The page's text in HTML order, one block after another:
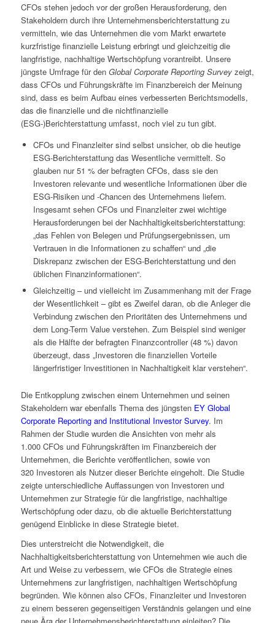
CFOs stehen jedoch vor der großen Herausforderung, den
Stakeholdern durch ihre Unternehmensberichterstattung zu
vermitteln, wie das Unternehmen die vom Markt erwartete
kurzfristige finanzielle Leistung erbringt und gleichzeitig die
langfristige, nachhaltige Wertschöpfung vorantreibt. Unsere
jüngste Umfrage für den Global Corporate Reporting Surveyzeigt,
dass CFOs und Führungskräfte im Finanzbereich der Meinung
sind, dass es beim Aufbau eines verbesserten Berichtsmodells,
das die finanzielle und die nichtfinanzielle
(ESG-)Berichterstattung umfasst, noch viel zu tun gibt.
CFOs und Finanzleiter sind selbst unsicher, ob die heutige
ESG-Berichterstattung das Wesentliche vermittelt. So
glauben nur 51 % der befragten CFOs, dass sie den
Investoren relevante und wesentliche Informationen über die
ESG-Risiken und ‑Chancen des Unternehmens liefern.
Insgesamt sehen CFOs und Finanzleiter zwei wichtige
Herausforderungen bei der Nachhaltigkeitsberichterstattung:
„das Fehlen von Belegen und Prüfungsergebnissen, um
Vertrauen in die Informationen zu schaffen“ und „die
Diskrepanz zwischen der ESG-Berichterstattung und den
üblichen Finanzinformationen“.
Gleichzeitig – und vielleicht im Zusammenhang mit der Frage
der Wesentlichkeit – gibt es Zweifel daran, ob die Anleger die
Verbindung zwischen den Prioritäten des Unternehmens und
dem Long-Term Value verstehen. Zum Beispiel sind weniger
als die Hälfte der befragten Finanzcontroller (48 %) davon
überzeugt, dass „Investoren die finanziellen Vorteile
längerfristiger Investitionen in Nachhaltigkeit klar verstehen“.
Die Entkopplung zwischen einem Unternehmen und seinen
Stakeholdern war ebenfalls Thema des jüngsten EY Global
Corporate Reporting and Institutional Investor Survey. Im
Rahmen der Studie wurden die Ansichten von mehr als
1.000 CFOs und Führungskräften im Finanzbereich der
Unternehmen, die Berichte veröffentlichen, sowie von
320 Investoren als Nutzer dieser Berichte eingeholt. Die Studie
zeigte unterschiedliche Auffassungen von Investoren und
Unternehmen zur Strategie für die langfristige, nachhaltige
Wertschöpfung oder dazu, ob die aktuelle Berichterstattung
genügend Einblicke in diese Strategie bietet.
Dies unterstreicht die Notwendigkeit, die
Nachhaltigkeitsberichterstattung von Unternehmen wie auch die
Art und Weise zu verbessern, wie CFOs die Strategie eines
Unternehmens zur langfristigen, nachhaltigen Wertschöpfung
begründen. Wie können also CFOs, Finanzleiter und Investoren
zu einem besseren gegenseitigen Verständnis gelangen und eine